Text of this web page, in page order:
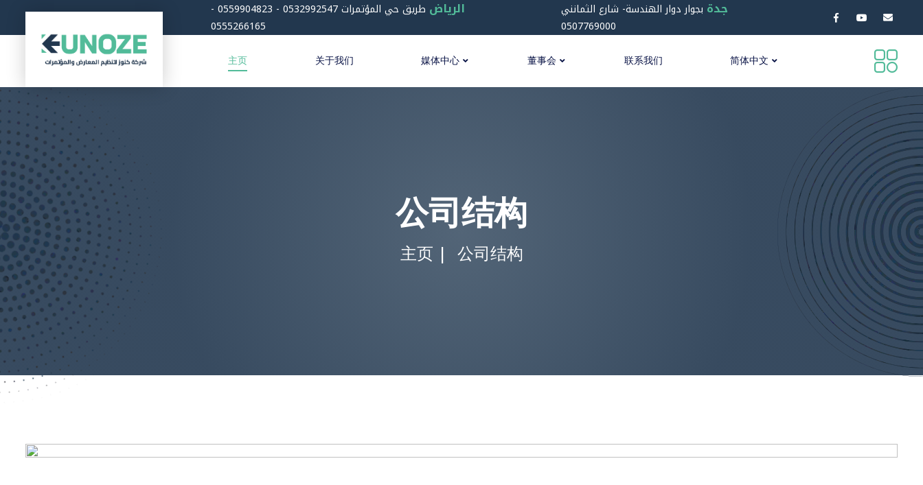
الرياض
طريق حي المؤتمرات 0532992547 - 0559904823 -
0555266165
جدة بجوار دوار الهندسة- شارع الثمانني
0507769000
主页
关于我们 媒体中心 董事会 联系我们 简体中文
公司结构
主页 公司结构